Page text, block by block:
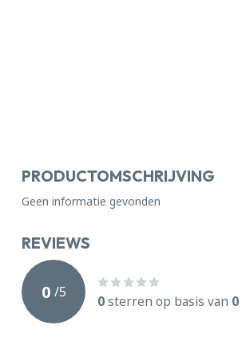
PRODUCTOMSCHRIJVING
Geen informatie gevonden
REVIEWS
0 /5
0sterren op basis van 0